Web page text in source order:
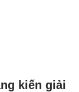
kiến giải